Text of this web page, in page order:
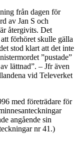
från dagen för
av Jan S och
återgivits. Det
förhöret skulle gälla
stod klart att det inte
”pustade”
lättnad”. – Jfr även
vid Televerket
med företrädare för
angående sin
nr 41.)